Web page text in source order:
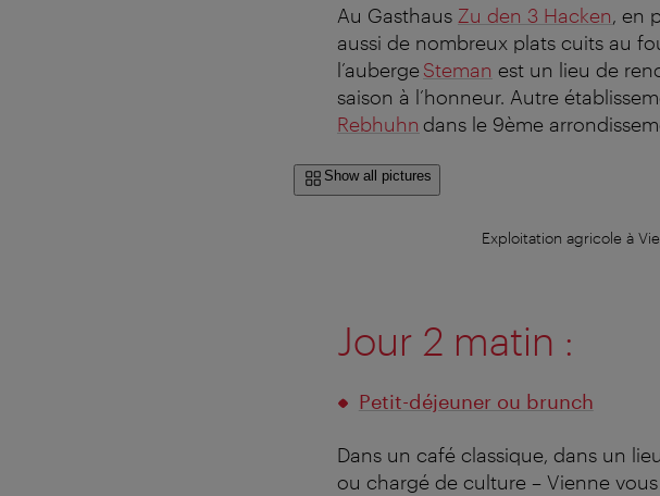
Au Gasthaus Zu den 3 Hacken, en
aussi de nombreux plats cuits au
l’aubergeSteman est un lieu de
saison à l’honneur. Autre
Rebhuhn dans le 9ème
Show all pictures
Exploitation agricole à
Jour 2 matin :
Petit-déjeuner ou brunch
Dans un café classique, dans un
ou chargé de culture – Vienne